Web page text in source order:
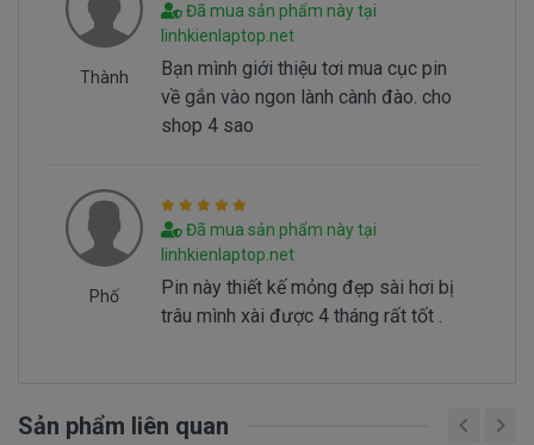
hư, có 2 nguyên nhân sau đây.
- Pin có vòng đời của nó thông thường sau
1000 lần nạp xả thì pin dell sẻ giảm tuổi thọ pin
==> Pin sẻ bị hư
- Nguyên nhân do chúng ta sài không đúng
thế nào.
Sử Dung Pin Như Thế Nào Mới Đúng ===>
Here
Thành
Đã mua sản phẩm này tại
linhkienlaptop.net
Bạn mình giới thiệu tơi mua cục pin
về gắn vào ngon lành cành đào. cho
shop 4 sao
Phố
Đã mua sản phẩm này tại
linhkienlaptop.net
Pin này thiết kế mỏng đẹp sài hơi bị
trâu mình xài được 4 tháng rất tốt .
Sản phẩm liên quan